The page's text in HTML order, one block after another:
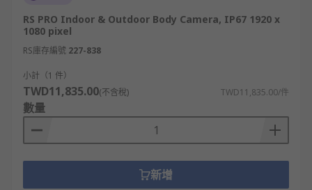
邊境管制： 邊境與管制區域需長時間、全天候
的影像監控，高解析度監控鏡頭搭配CCTV
Systems可提升邊界管理效能。
選擇RS台灣作為您室外與室
內監控攝影機的供應廠商
RS台灣是監控攝影機台灣市場值得信賴的供應商與經
銷商，提供多款CCTV攝影機產品，涵蓋RS PRO、
等品牌，支援不同解析度與安裝環境
RS PRO Indoor & Outdoor Body Camera, IP67 1920 x
1080 pixel
RS庫存編號 227-838
小計（1 件）
TWD11,835.00(不含稅) TWD11,835.00/件
數量
新增